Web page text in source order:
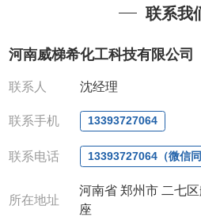
作中有用到的试剂,欢迎前
电话:0371-63377391/
:13393727064
联系人: 沈晓东(欢迎致电
联系我
河南威梯希化工科技有限公司
联系人 沈经理
联系手机 13393727064
联系电话 13393727064（微信
所在地址
河南省 郑州市 二七
座